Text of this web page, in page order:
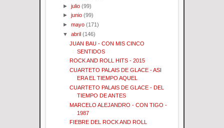
►julio (99)
►junio (99)
►mayo (171)
▼abril (146)
JUAN BAU - CON MIS CINCO
SENTIDOS
ROCK AND ROLL HITS - 2015
CUARTETO PALAIS DE GLACE - ASI
ERA EL TIEMPO AQUEL
CUARTETO PALAIS DE GLACE - DEL
TIEMPO DE ANTES
MARCELO ALEJANDRO - CON TIGO -
1987
FIEBRE DEL ROCK AND ROLL